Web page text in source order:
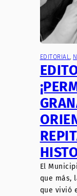
EDITORIAL,
El
que más,
que vivió